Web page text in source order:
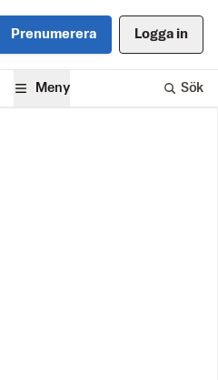
Prenumerera Logga in
Meny Sök